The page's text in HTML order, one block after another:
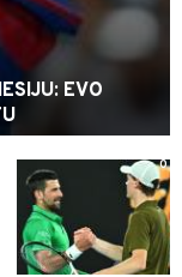
EVO
0